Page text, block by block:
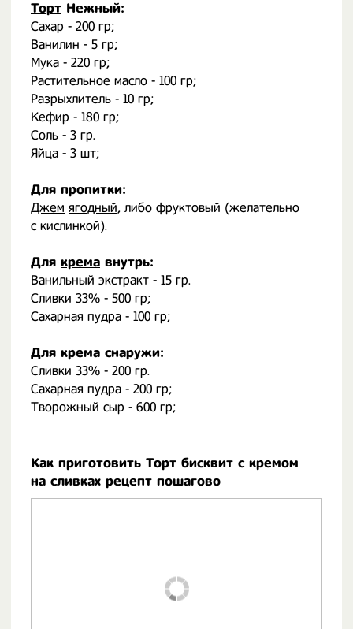
Торт Нежный:
Сахар - 200 гр;
Ванилин - 5 гр;
Мука - 220 гр;
Растительное масло - 100 гр;
Разрыхлитель - 10 гр;
Кефир - 180 гр;
Соль - 3 гр.
Яйца - 3 шт;
Для пропитки:
Джем ягодный, либо фруктовый (желательно
с кислинкой).
Для крема внутрь:
Ванильный экстракт - 15 гр.
Сливки 33% - 500 гр;
Сахарная пудра - 100 гр;
Для крема снаружи:
Сливки 33% - 200 гр.
Сахарная пудра - 200 гр;
Творожный сыр - 600 гр;
Как приготовить Торт бисквит с кремом
на сливках рецепт пошагово